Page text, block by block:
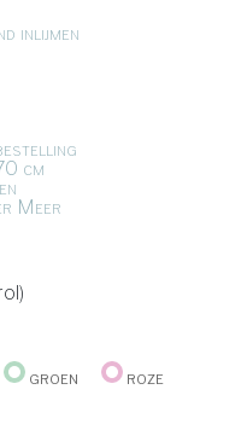
inlijmen
cm
Meer
Groen Roze